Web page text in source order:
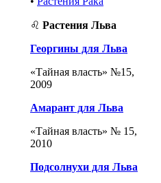
♌ Растения Льва
Георгины для Льва
«Тайная власть» №15,
2009
Амарант для Льва
«Тайная власть» № 15,
2010
Подсолнухи для Льва